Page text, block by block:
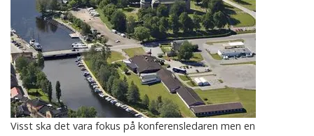
Visst ska det vara fokus på konferensledaren men en